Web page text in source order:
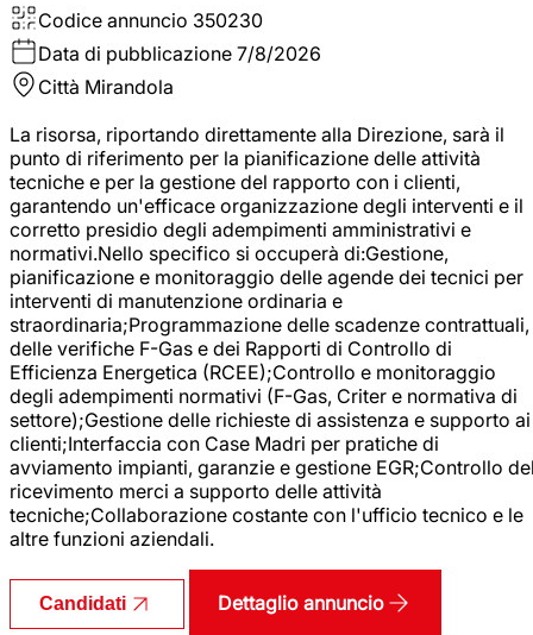
Codice annuncio 350230
Data di pubblicazione 7/8/2026
Città Mirandola
La risorsa, riportando direttamente alla Direzione, sarà il
punto di riferimento per la pianificazione delle attività
tecniche e per la gestione del rapporto con i clienti,
garantendo un'efficace organizzazione degli interventi e il
corretto presidio degli adempimenti amministrativi e
normativi.Nello specifico si occuperà di:Gestione,
pianificazione e monitoraggio delle agende dei tecnici per
interventi di manutenzione ordinaria e
straordinaria;Programmazione delle scadenze contrattuali,
delle verifiche F-Gas e dei Rapporti di Controllo di
Efficienza Energetica (RCEE);Controllo e monitoraggio
degli adempimenti normativi (F-Gas, Criter e normativa di
settore);Gestione delle richieste di assistenza e supporto ai
clienti;Interfaccia con Case Madri per pratiche di
avviamento impianti, garanzie e gestione EGR;Controllo
ricevimento merci a supporto delle attività
tecniche;Collaborazione costante con l'ufficio tecnico e le
altre funzioni aziendali.
Candidati Dettaglio annuncio